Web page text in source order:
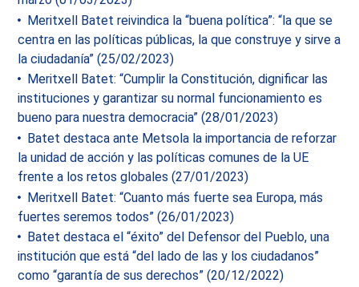
Meritxell Batet reivindica la “buena política”: “la que se
centra en las políticas públicas, la que construye y sirve a
la ciudadanía” (25/02/2023)
Meritxell Batet: “Cumplir la Constitución, dignificar las
instituciones y garantizar su normal funcionamiento es
bueno para nuestra democracia” (28/01/2023)
Batet destaca ante Metsola la importancia de reforzar
la unidad de acción y las políticas comunes de la UE
frente a los retos globales (27/01/2023)
Meritxell Batet: “Cuanto más fuerte sea Europa, más
fuertes seremos todos” (26/01/2023)
Batet destaca el “éxito” del Defensor del Pueblo, una
institución que está “del lado de las y los ciudadanos”
como “garantía de sus derechos” (20/12/2022)